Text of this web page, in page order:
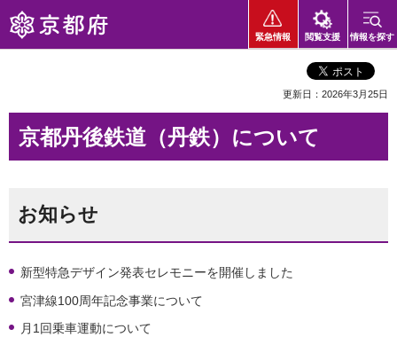
京都府
緊急情報 閲覧支援 情報を探す
更新日：2026年3月25日
京都丹後鉄道（丹鉄）について
お知らせ
新型特急デザイン発表セレモニーを開催しました
宮津線100周年記念事業について
月1回乗車運動について